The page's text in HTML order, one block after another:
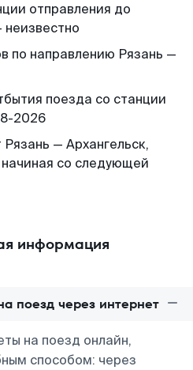
отправления до
по направлению Рязань —
поезда со станции
2026
— Архангельск,
со следующей
информация
поезд через интернет
на поезд онлайн,
способом: через